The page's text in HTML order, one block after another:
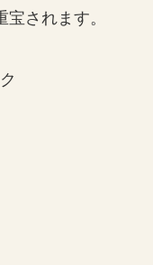
されます。